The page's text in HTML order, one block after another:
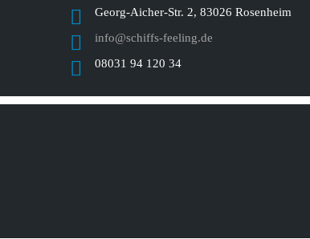
Georg-Aicher-Str. 2, 83026 Rosenheim
info@schiffs-feeling.de
08031 94 120 34